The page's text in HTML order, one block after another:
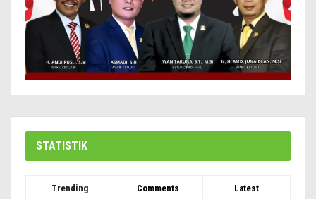
STATISTIK
Trending Comments Latest